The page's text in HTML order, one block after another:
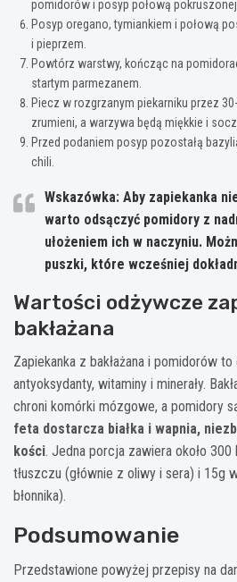
pomidorów i posyp połową
Posyp oregano, tymiankiem i połową
i pieprzem.
Powtórz warstwy, kończąc na
startym parmezanem.
Piecz w rozgrzanym piekarniku przez
zrumieni, a warzywa będą miękkie i
Przed podaniem posyp pozostałą
chili.
Wskazówka: Aby zapiekanka
warto odsączyć pomidory z
ułożeniem ich w naczyniu.
puszki, które wcześniej
Wartości odżywcze
bakłażana
Zapiekanka z bakłażana i pomidorów
antyoksydanty, witaminy i minerały.
chroni komórki mózgowe, a pomidory
feta dostarcza białka i wapnia,
kości. Jedna porcja zawiera około 300
tłuszczu (głównie z oliwy i sera) i 15g
błonnika).
Podsumowanie
Przedstawione powyżej przepisy na